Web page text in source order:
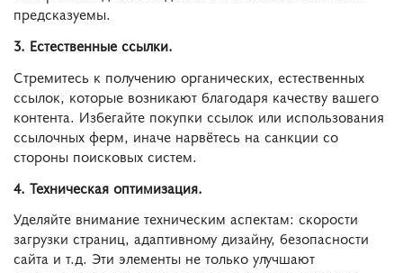
предсказуемы.
3. Естественные ссылки.
Стремитесь к получению органических, естественных
ссылок, которые возникают благодаря качеству вашего
контента. Избегайте покупки ссылок или использования
ссылочных ферм, иначе нарвётесь на санкции со
стороны поисковых систем.
4. Техническая оптимизация.
Уделяйте внимание техническим аспектам: скорости
загрузки страниц, адаптивному дизайну, безопасности
сайта и т.д. Эти элементы не только улучшают